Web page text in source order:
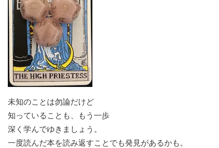
未知のことは勿論だけど
知っていることも、もう一歩
深く学んでゆきましょう。
一度読んだ本を読み返すことでも発見があるかも。